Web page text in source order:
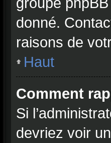
donné.
raisons de
Haut
Comment
Si
devriez voir